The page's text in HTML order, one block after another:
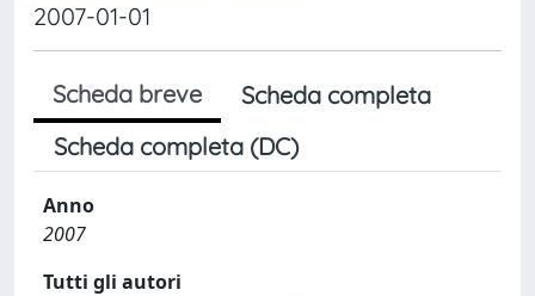
2007-01-01
Scheda breve
Scheda completa
Scheda completa (DC)
Anno
2007
Tutti gli autori